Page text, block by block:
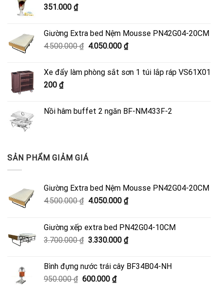
351.000 ₫
Giường Extra bed Nệm Mousse PN42G04-20CM
4.500.000₫ Giá
4.500.000 ₫.
4.050.000 ₫Giá
là:
Xe đẩy làm phòng sắt sơn 1 túi lắp ráp VS61X01
200 ₫
Nồi hâm buffet 2 ngăn BF-NM433F-2
SẢN PHẨM GIẢM GIÁ
Giường Extra bed Nệm Mousse PN42G04-20CM
4.500.000₫ Giá
4.500.000 ₫.
4.050.000 ₫Giá
là:
4.050.000 ₫.
Giường xếp extra bed PN42G04-10CM
3.700.000₫ Giá
3.700.000 ₫.
3.330.000 ₫Giá
là:
Bình đựng nước trái cây BF34B04-NH
950.000₫ Giá
600.000 ₫Giá